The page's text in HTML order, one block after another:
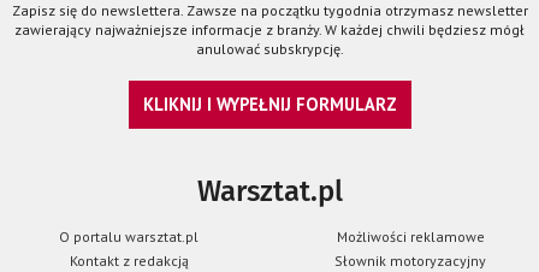
Zapisz się do newslettera. Zawsze na początku tygodnia otrzymasz newsletter
zawierający najważniejsze informacje z branży. W każdej chwili będziesz mógł
anulować subskrypcję.
KLIKNIJ I WYPEŁNIJ FORMULARZ
Warsztat.pl
O portalu warsztat.pl
Możliwości reklamowe
Kontakt z redakcją
Słownik motoryzacyjny